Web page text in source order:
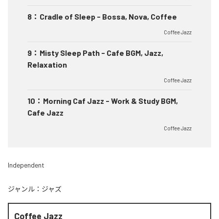
8 ： Cradle of Sleep - Bossa, Nova, Coffee
Coffee Jazz
9 ： Misty Sleep Path - Cafe BGM, Jazz,
Relaxation
Coffee Jazz
10 ： Morning Caf Jazz - Work & Study BGM,
Cafe Jazz
Coffee Jazz
Independent
ジャンル： ジャズ
Coffee Jazz